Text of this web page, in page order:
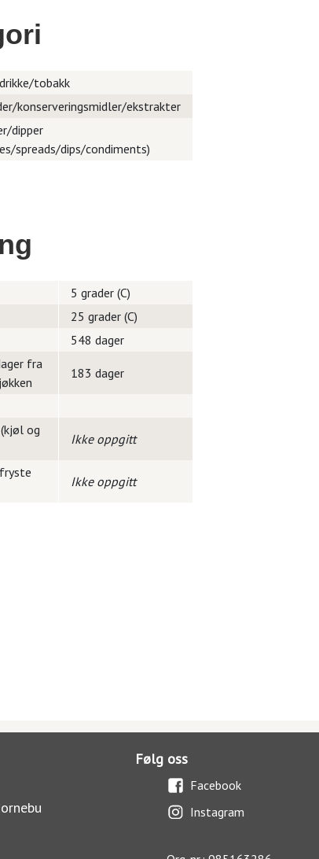
tobakk
konserveringsmidler/ekstrakter
dipper
spreads/dips/condiments)
5 grader (C)
25 grader (C)
548 dager
fra
183 dager
og
Ikke oppgitt
Ikke oppgitt
Følg oss
Facebook
Instagram